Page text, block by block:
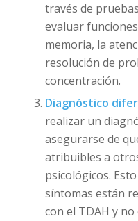
través de
evaluar
memoria, la
resolución de
concentración.
Diagnóstico
realizar un
asegurarse de
atribuibles a
psicológicos.
síntomas están
con el TDAH y